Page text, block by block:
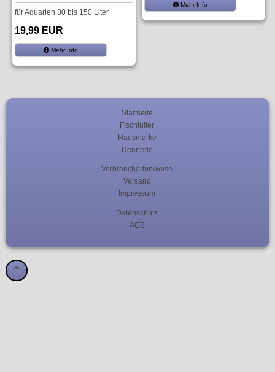
für Aquarien 80 bis 150 Liter
19,99 EUR
Mehr Info
Mehr Info
Startseite
Fischfutter
Hausmarke
Dennerle
Verbraucherhinweise
Versand
Impressum
Datenschutz
AGB